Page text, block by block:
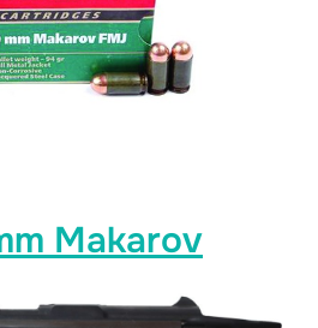
Makarov